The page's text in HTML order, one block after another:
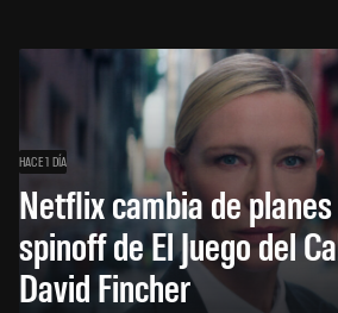
HACE 1 DÍA
Netflix cambia de
spinoff de El Juego del
David Fincher